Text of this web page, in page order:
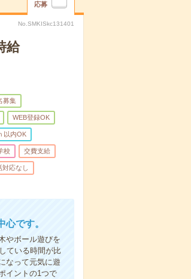
応募
No.SMKISkc131401
給
募集
WEB登録OK
以内OK
校 交費支給
対応なし
です。
やボール遊びを
ている時間が比
なって元気に遊
イントの1つで